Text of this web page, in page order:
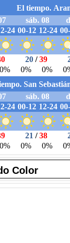
Color